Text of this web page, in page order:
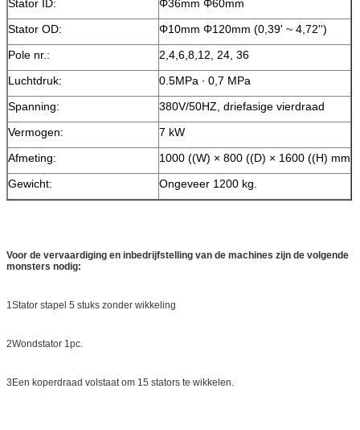
Stator ID:
Φ36mm Φ60mm
Stator OD:
Φ10mm Φ120mm (0,39' ~ 4,72'')
Pole nr.:
2,4,6,8,12, 24, 36
Luchtdruk:
0.5MPa ∙ 0,7 MPa
Spanning:
380V/50HZ, driefasige vierdraad
Vermogen:
7 kW
Afmeting:
1000 ((W) × 800 ((D) × 1600 ((H) mm
Gewicht:
Ongeveer 1200 kg.
Voor de vervaardiging en inbedrijfstelling van de machines zijn de volgende
monsters nodig:
1Stator stapel 5 stuks zonder wikkeling
2Wondstator 1pc.
3Een koperdraad volstaat om 15 stators te wikkelen.